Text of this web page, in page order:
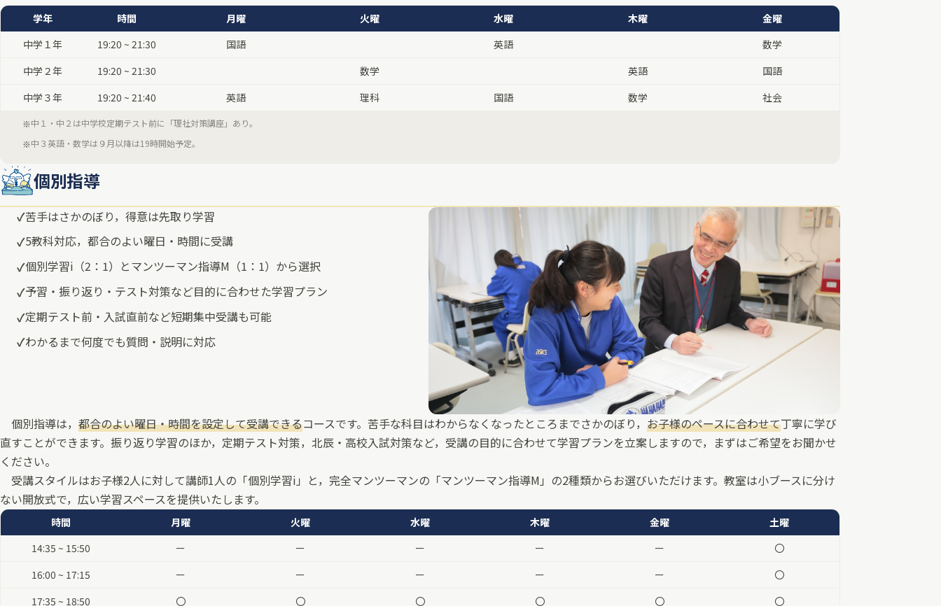
学年 時間 月曜 火曜 水曜 木曜
金曜
中学１年
19:20 ~ 21:30 国語 英語
数学
中学２年
19:20 ~ 21:30 数学 英語
国語
中学３年
19:20 ~ 21:40 英語 理科 国語 数学 社会
中１・中２は中学校定期テスト前に「理社対策講座」あり。
中３英語・数学は９月以降は19時開始予定。
個別指導
苦手はさかのぼり，得意は先取り学習
5教科対応，都合のよい曜日・時間に受講
個別学習i（2：1）とマンツーマン指導M（1：1）から選択
予習・振り返り・テスト対策など目的に合わせた学習プラン
定期テスト前・入試直前など短期集中受講も可能
わかるまで何度でも質問・説明に対応
個別指導は， 都合のよい曜日・時間を設定して受講できるコースです。苦手な科目はわからなくなったところまでさかのぼり， お子様のペースに合わせて丁寧に学び
直すことができます。振り返り学習のほか，定期テスト対策，北辰・高校入試対策など，受講の目的に合わせて学習プランを立案しますので，まずはご希望をお聞かせ
ください。
受講スタイルはお子様2人に対して講師1人の「個別学習i」と，完全マンツーマンの「マンツーマン指導M」の2種類からお選びいただけます。教室は小ブースに分け
ない開放式で，広い学習スペースを提供いたします。
時間 月曜 火曜 水曜 木曜 金曜
土曜
14:35 ~ 15:50
ー ー ー ー ー
〇
16:00 ~ 17:15
ー ー ー ー ー
〇
17:35 ~ 18:50
〇 〇 〇 〇 〇 〇